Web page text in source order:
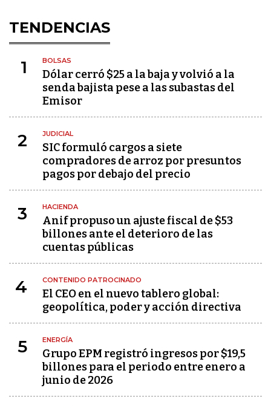
TENDENCIAS
1 BOLSAS
Dólar cerró $25 a la baja y volvió a la
senda bajista pese a las subastas del
Emisor
2 JUDICIAL
SIC formuló cargos a siete
compradores de arroz por presuntos
pagos por debajo del precio
3 HACIENDA
Anif propuso un ajuste fiscal de $53
billones ante el deterioro de las
cuentas públicas
4 CONTENIDO PATROCINADO
El CEO en el nuevo tablero global:
geopolítica, poder y acción directiva
5 ENERGÍA
Grupo EPM registró ingresos por $19,5
billones para el periodo entre enero a
junio de 2026